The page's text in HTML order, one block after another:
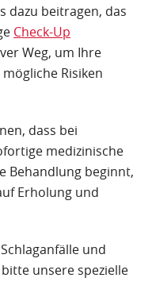
dazu beitragen, das
Check-Up
Weg, um Ihre
Risiken
dass bei
medizinische
Behandlung beginnt,
Erholung und
und
unsere spezielle